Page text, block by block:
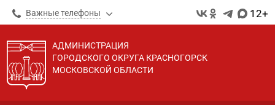
Важные телефоны 12+
АДМИНИСТРАЦИЯ
ГОРОДСКОГО ОКРУГА КРАСНОГОРСК
МОСКОВСКОЙ ОБЛАСТИ